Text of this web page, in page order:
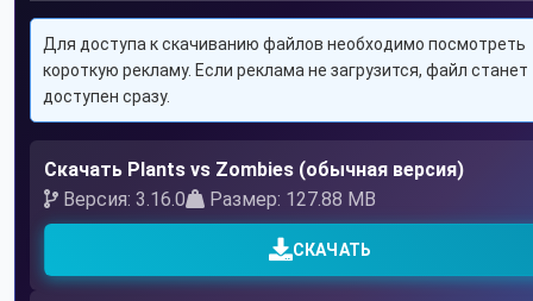
Для доступа к скачиванию файлов необходимо посмотреть
короткую рекламу. Если реклама не загрузится, файл станет
доступен сразу.
Скачать Plants vs Zombies (обычная версия)
Версия: 3.16.0
Размер: 127.88 MB
СКАЧАТЬ